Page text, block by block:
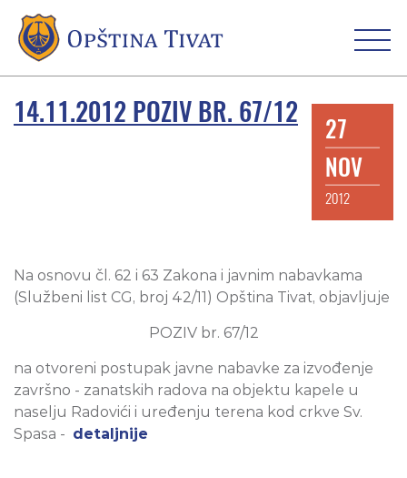
14.11.2012 POZIV BR. 67/12
27
NOV
2012
Na osnovu čl. 62 i 63 Zakona i javnim nabavkama
(Službeni list CG, broj 42/11) Opština Tivat, objavljuje
POZIV br. 67/12
na otvoreni postupak javne nabavke za izvođenje
završno - zanatskih radova na objektu kapele u
naselju Radovići i uređenju terena kod crkve Sv.
Spasa - detaljnije